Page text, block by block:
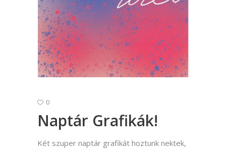
0
Naptár Grafikák!
Két szuper naptár grafikát hoztunk nektek,